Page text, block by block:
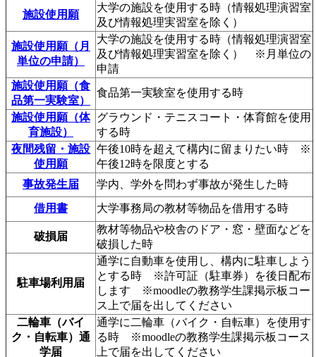
施設使用願
大学の施設を使用する時（情報処理演習室
及び情報処理実習室を除く）
施設使用願（月
単位の申請）
大学の施設を使用する時（情報処理演習室
及び情報処理実習室を除く） ※月単位の
申請
施設使用願（食
品第一実験室）
食品第一実験室を使用する時
施設使用願（体
育施設）
グラウンド・テニスコート・体育館を使用
する時
夜間残留・施設
使用願
午後10時を超えて構内に留まりたい時 ※
午後12時を限度とする
事故発生届
学内、学外を問わず事故が発生した時
借用書
大学事務局の教材等物品を借用する時
破損届
教材等物品や校舎のドア・窓・壁面などを
破損した時
駐車場利用届
通学に自動車を使用し、構内に駐車しよう
とする時 ※許可証（駐車券）を後日配布
します ※moodleの教務学生課掲示板コー
ス上で届を出してください
二輪車（バイ
ク・自転車）通
学届
通学に二輪車（バイク・自転車）を使用す
る時 ※moodleの教務学生課掲示板コース
上で届を出してください